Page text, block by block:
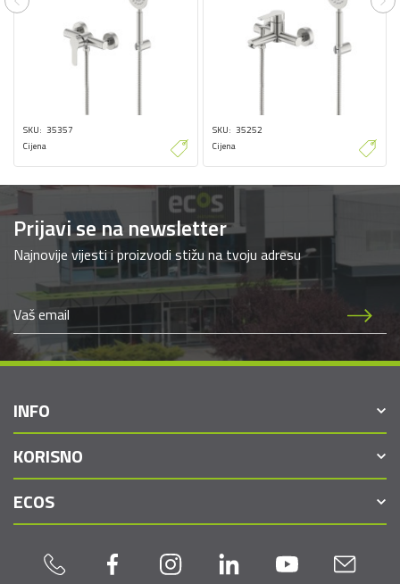
SKU 35357
Cijena
SKU 35252
Cijena
Previous
Prijavi se na newsletter
Najnovije vijesti i proizvodi stižu na tvoju adresu
INFO
KORISNO
ECOS